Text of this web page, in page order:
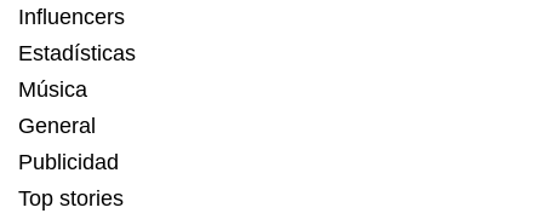
Influencers
Estadísticas
Música
General
Publicidad
Top stories